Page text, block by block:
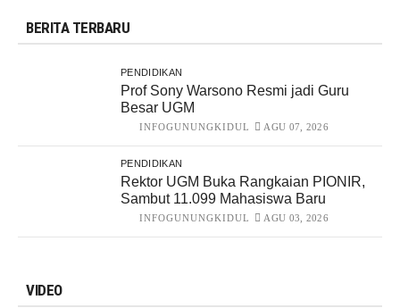
BERITA TERBARU
PENDIDIKAN
Prof Sony Warsono Resmi jadi Guru
Besar UGM
INFOGUNUNGKIDUL AGU 07, 2026
PENDIDIKAN
Rektor UGM Buka Rangkaian PIONIR,
Sambut 11.099 Mahasiswa Baru
INFOGUNUNGKIDUL AGU 03, 2026
VIDEO